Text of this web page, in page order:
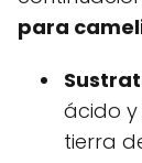
para
ácido y
tierra